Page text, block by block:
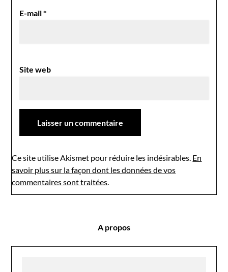
E-mail*
Site web
Ce site utilise Akismet pour réduire les indésirables. En
savoir plus sur la façon dont les données de vos
commentaires sont traitées.
A propos